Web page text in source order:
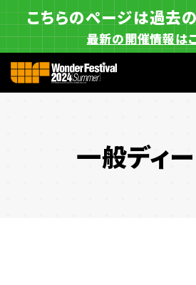
こちらのページは過去
最新の開催情報は
一般ディ